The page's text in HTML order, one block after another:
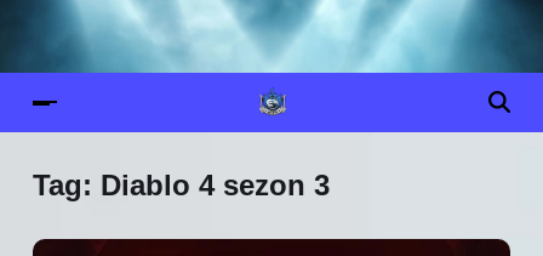
Tag: Diablo 4 sezon 3